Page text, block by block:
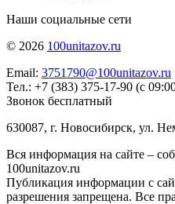
Наши социальные сети
© 2026 100unitazov.ru
Email: 3751790@100unitazov.ru
Тел.: +7 (383) 375-17-90 (с
Звонок бесплатный
630087, г. Новосибирск, ул.
Вся информация на сайте –
100unitazov.ru
Публикация информации с
разрешения запрещена. Все